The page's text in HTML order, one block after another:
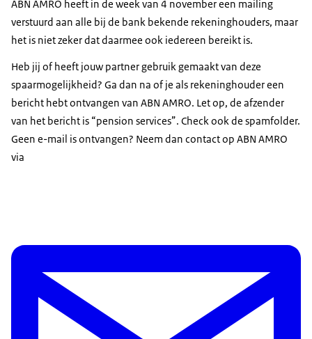
ABN AMRO heeft in de week van 4 november een mailing
verstuurd aan alle bij de bank bekende rekeninghouders, maar
het is niet zeker dat daarmee ook iedereen bereikt is.
Heb jij of heeft jouw partner gebruik gemaakt van deze
spaarmogelijkheid? Ga dan na of je als rekeninghouder een
bericht hebt ontvangen van ABN AMRO. Let op, de afzender
van het bericht is “pension services”. Check ook de spamfolder.
Geen e-mail is ontvangen? Neem dan contact op ABN AMRO
via